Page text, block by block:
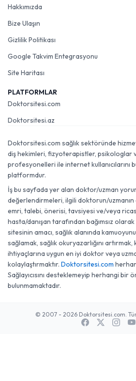
Hakkımızda
Bize Ulaşın
Gizlilik Politikası
Google Takvim Entegrasyonu
Site Haritası
PLATFORMLAR
Doktorsitesi.com
Doktorsitesi.az
Doktorsitesi.com sağlık sektöründe
diş hekimleri, fizyoterapistler, psikologlar
profesyonelleri ile internet kullanıcılarını
platformdur.
İş bu sayfada yer alan doktor/uzman
değerlendirmeleri, ilgili doktorun/uzmanın
emri, talebi, önerisi, tavsiyesi ve/veya
hasta/danışan tarafından bağımsız olarak
sitesinin amacı, sağlık alanında
sağlamak, sağlık okuryazarlığını artırmak,
ihtiyaçlarına uygun en iyi doktor veya
kolaylaştırmaktır. Doktorsitesi.com
Sağlayıcısını desteklemeyip herhangi bir
bulunmamaktadır.
© 2007 - 2026 Doktorsitesi.com. Tüm